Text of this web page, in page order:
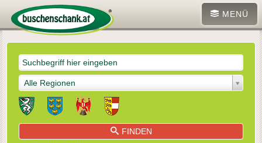
MENÜ
Alle Regionen
FINDEN